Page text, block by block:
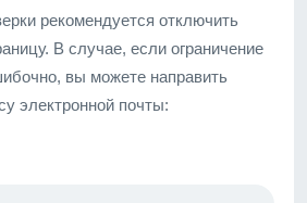
рекомендуется отключить
В случае, если ограничение
вы можете направить
электронной почты: